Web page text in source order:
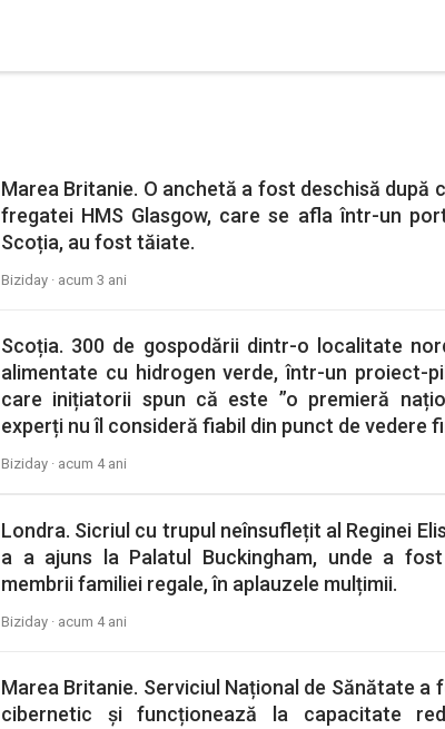
Marea Britanie. O anchetă a fost deschisă după
fregatei HMS Glasgow, care se afla într-un
Scoția, au fost tăiate.
Biziday · acum 3 ani
Scoția. 300 de gospodării dintr-o localitate
alimentate cu hidrogen verde, într-un proiect-
care inițiatorii spun că este ”o premieră
experți nu îl consideră fiabil din punct de vedere
Biziday · acum 4 ani
Londra. Sicriul cu trupul neînsuflețit al Reginei
a a ajuns la Palatul Buckingham, unde a
membrii familiei regale, în aplauzele mulțimii.
Biziday · acum 4 ani
Marea Britanie. Serviciul Național de Sănătate a
cibernetic și funcționează la capacitate